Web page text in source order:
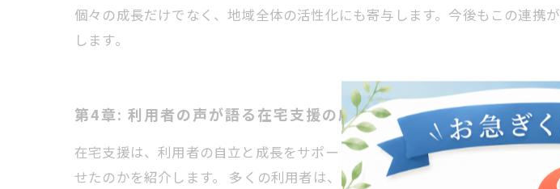
個々の成長だけでなく、地域全体の活性化にも寄与します。今後もこの連
します。
第4章: 利用者の声が語る在宅支援の成功事例
在宅支援は、利用者の自立と成長をサポートする重要な手段です。本章では
せたのかを紹介します。 多くの利用者は、在宅支援を受けることにより、